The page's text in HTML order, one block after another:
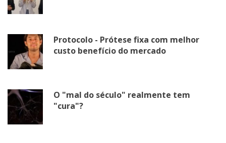
Protocolo - Prótese fixa com melhor
custo benefício do mercado
O "mal do século" realmente tem
"cura"?